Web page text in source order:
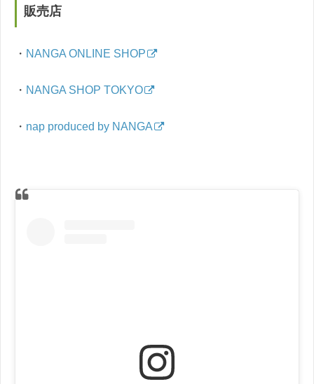
販売店
・ NANGA ONLINE SHOP
・ NANGA SHOP TOKYO
・ nap produced by NANGA